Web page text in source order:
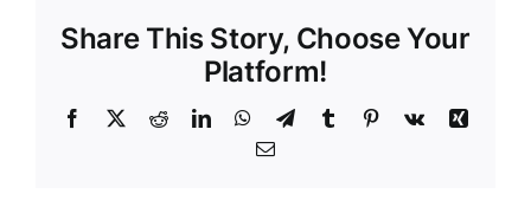
Share This Story, Choose Your
Platform!
Facebook
X RedditLinkedInWhatsApp
TelegramTumblr Pinterest
Vk
Xing
E-